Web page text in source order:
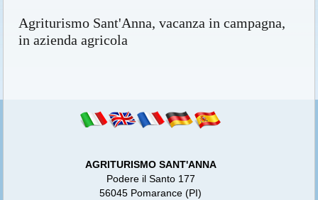
Agriturismo Sant'Anna, vacanza in campagna,
in azienda agricola
AGRITURISMO SANT'ANNA
Podere il Santo 177
56045 Pomarance (PI)